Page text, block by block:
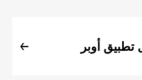
تطبيق أوبر